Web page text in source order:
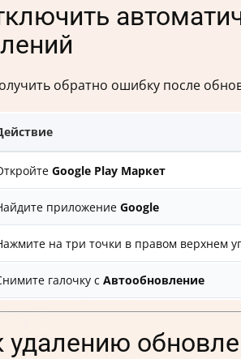
обратно ошибку после
Google Play Маркет
приложение Google
на три точки в правом верхнем
галочку с Автообновление
удалению